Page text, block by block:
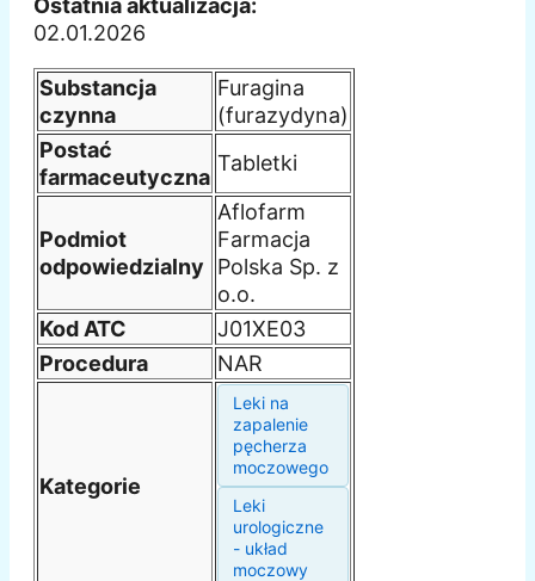
Ostatnia aktualizacja:
02.01.2026
Substancja
czynna
Furagina
(furazydyna)
Postać
farmaceutyczna
Tabletki
Podmiot
odpowiedzialny
Aflofarm
Farmacja
Polska Sp. z
o.o.
Kod ATC
J01XE03
Procedura
NAR
Kategorie
Leki na
zapalenie
pęcherza
moczowego
Leki
urologiczne
- układ
moczowy